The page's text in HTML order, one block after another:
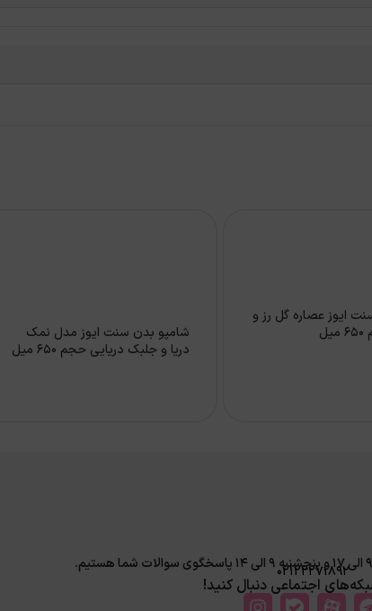
ایوز عصاره گل رز و
شامپو بدن سنت ایوز مدل نمک
دریا و جلبک دریایی حجم 650 میل
اجتماعی دنبال کنید!
02122271892